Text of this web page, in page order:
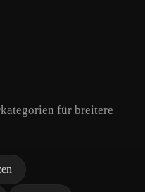
für breitere